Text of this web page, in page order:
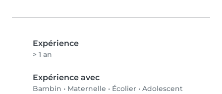
Expérience
> 1 an
Expérience avec
Bambin • Maternelle • Écolier • Adolescent